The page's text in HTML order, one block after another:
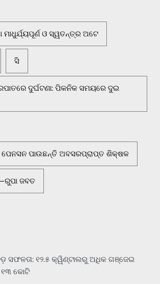
ମାଧୁର୍ଯ୍ୟପୂର୍ଣ ଓ ସ୍ୱତନ୍ତ୍ର ଅଟେ
ସି
ଦୁର୍ଘଟଣା: ପିକନିକ ସମୟରେ ଦୁଇ
ପେନସନ ପାଉଛନ୍ତି ଅବସରପ୍ରାପ୍ତ ଶିକ୍ଷକ
ଜବତ
ସଫଳତା: ୧୨.୫ କ୍ୱିଣ୍ଟାଲରୁ ଅଧିକ ଗଞ୍ଜେଇ
କୋଟି